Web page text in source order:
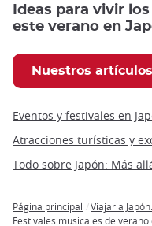
Ideas para vivir
este verano en
Nuestros
Eventos y festivales en
Atracciones turísticas y
Breadcrumb
Página principal
Viajar a
Festivales musicales de verano